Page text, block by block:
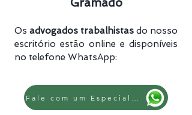
Os advogados trabalhistas do nosso
escritório estão online e disponíveis
no telefone WhatsApp: